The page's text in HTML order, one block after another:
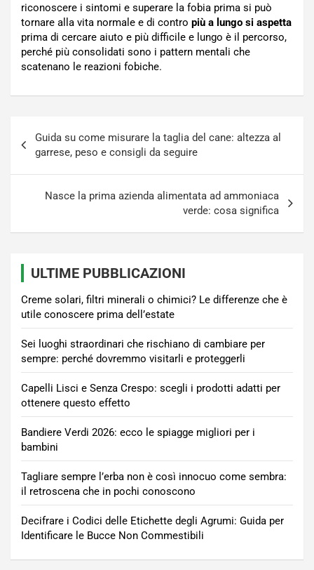
riconoscere i sintomi e superare la fobia prima si può
tornare alla vita normale e di contro più a lungo si aspetta
prima di cercare aiuto e più difficile e lungo è il percorso,
perché più consolidati sono i pattern mentali che
scatenano le reazioni fobiche.
articoli
Guida su come misurare la taglia del cane: altezza al
garrese, peso e consigli da seguire
Nasce la prima azienda alimentata ad ammoniaca
verde: cosa significa
ULTIME PUBBLICAZIONI
Creme solari, filtri minerali o chimici? Le differenze che è
utile conoscere prima dell’estate
Sei luoghi straordinari che rischiano di cambiare per
sempre: perché dovremmo visitarli e proteggerli
Capelli Lisci e Senza Crespo: scegli i prodotti adatti per
ottenere questo effetto
Bandiere Verdi 2026: ecco le spiagge migliori per i
bambini
Tagliare sempre l’erba non è così innocuo come sembra:
il retroscena che in pochi conoscono
Decifrare i Codici delle Etichette degli Agrumi: Guida per
Identificare le Bucce Non Commestibili